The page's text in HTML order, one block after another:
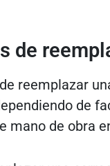
de
reemplazar
de
mano de obra